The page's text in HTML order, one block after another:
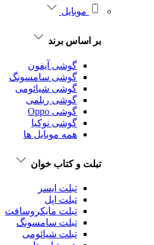
موبایل
بر اساس برند
گوشی آیفون
گوشی سامسونگ
گوشی شیائومی
گوشی ریلمی
گوشی Oppo
گوشی نوکیا
همه موبایل ها
تبلت و کتاب خوان
تبلت ایسر
تبلت اپل
تبلت‌ مایکروسافت
تبلت‌ سامسونگ
تبلت شیائومی